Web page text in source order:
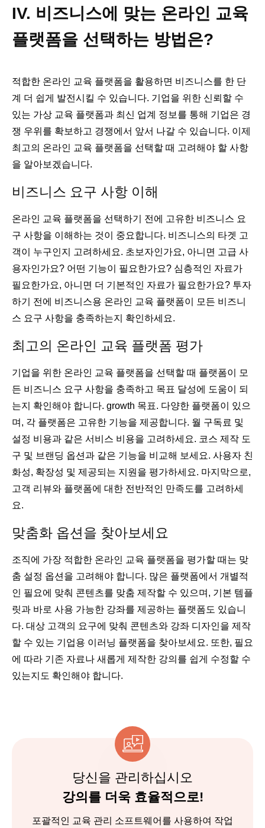
IV. 비즈니스에 맞는 온라인 교육
플랫폼을 선택하는 방법은?
적합한 온라인 교육 플랫폼을 활용하면 비즈니스를 한 단
계 더 쉽게 발전시킬 수 있습니다. 기업을 위한 신뢰할 수
있는 가상 교육 플랫폼과 최신 업계 정보를 통해 기업은 경
쟁 우위를 확보하고 경쟁에서 앞서 나갈 수 있습니다. 이제
최고의 온라인 교육 플랫폼을 선택할 때 고려해야 할 사항
을 알아보겠습니다.
비즈니스 요구 사항 이해
온라인 교육 플랫폼을 선택하기 전에 고유한 비즈니스 요
구 사항을 이해하는 것이 중요합니다. 비즈니스의 타겟 고
객이 누구인지 고려하세요. 초보자인가요, 아니면 고급 사
용자인가요? 어떤 기능이 필요한가요? 심층적인 자료가
필요한가요, 아니면 더 기본적인 자료가 필요한가요? 투자
하기 전에 비즈니스용 온라인 교육 플랫폼이 모든 비즈니
스 요구 사항을 충족하는지 확인하세요.
최고의 온라인 교육 플랫폼 평가
기업을 위한 온라인 교육 플랫폼을 선택할 때 플랫폼이 모
든 비즈니스 요구 사항을 충족하고 목표 달성에 도움이 되
는지 확인해야 합니다. growth 목표. 다양한 플랫폼이 있으
며, 각 플랫폼은 고유한 기능을 제공합니다. 월 구독료 및
설정 비용과 같은 서비스 비용을 고려하세요. 코스 제작 도
구 및 브랜딩 옵션과 같은 기능을 비교해 보세요. 사용자 친
화성, 확장성 및 제공되는 지원을 평가하세요. 마지막으로,
고객 리뷰와 플랫폼에 대한 전반적인 만족도를 고려하세
요.
맞춤화 옵션을 찾아보세요
조직에 가장 적합한 온라인 교육 플랫폼을 평가할 때는 맞
춤 설정 옵션을 고려해야 합니다. 많은 플랫폼에서 개별적
인 필요에 맞춰 콘텐츠를 맞춤 제작할 수 있으며, 기본 템플
릿과 바로 사용 가능한 강좌를 제공하는 플랫폼도 있습니
다. 대상 고객의 요구에 맞춰 콘텐츠와 강좌 디자인을 제작
할 수 있는 기업용 이러닝 플랫폼을 찾아보세요. 또한, 필요
에 따라 기존 자료나 새롭게 제작한 강의를 쉽게 수정할 수
있는지도 확인해야 합니다.
당신을 관리하십시오
강의를 더욱 효율적으로!
포괄적인 교육 관리 소프트웨어를 사용하여 작업